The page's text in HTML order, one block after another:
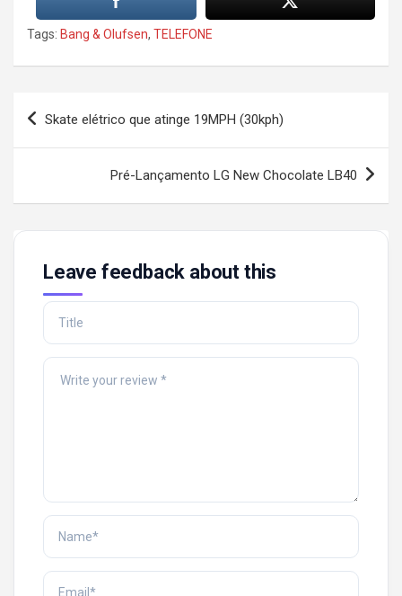
Tags: Bang & Olufsen, TELEFONE
Post
Skate elétrico que atinge 19MPH (30kph)
Pré-Lançamento LG New Chocolate LB40
Leave feedback about this